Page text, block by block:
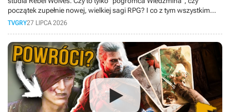
początek zupełnie nowej, wielkiej sagi RPG? I co z tym wszystkim
wspólnego ma Bezimienny z Gothica? Odpowiedź poznacie w tym
TVGRY27 LIPCA 2026